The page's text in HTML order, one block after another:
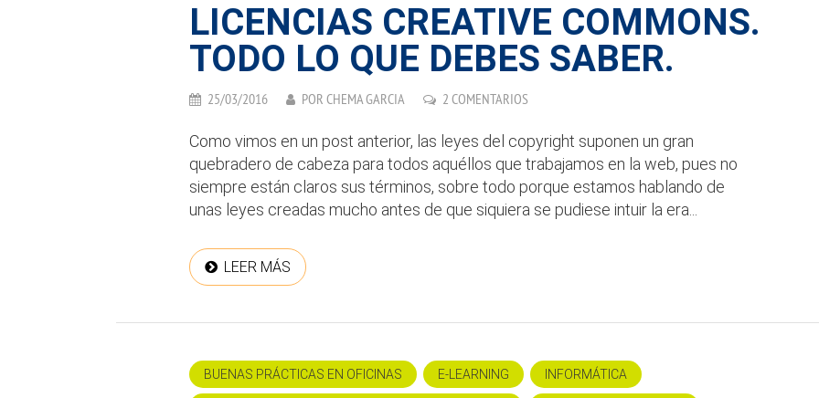
LICENCIAS CREATIVE COMMONS.
TODO LO QUE DEBES SABER.
25/03/2016 POR CHEMA GARCIA 2 COMENTARIOS
Como vimos en un post anterior, las leyes del copyright suponen un gran
quebradero de cabeza para todos aquéllos que trabajamos en la web, pues no
siempre están claros sus términos, sobre todo porque estamos hablando de
unas leyes creadas mucho antes de que siquiera se pudiese intuir la era...
LEER MÁS
BUENAS PRÁCTICAS EN OFICINAS E-LEARNING INFORMÁTICA